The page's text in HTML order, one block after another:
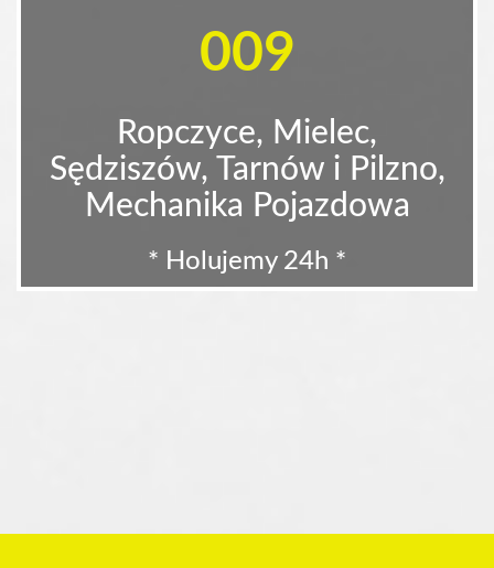
009
Ropczyce, Mielec,
Sędziszów, Tarnów i Pilzno,
Mechanika Pojazdowa
* Holujemy 24h *